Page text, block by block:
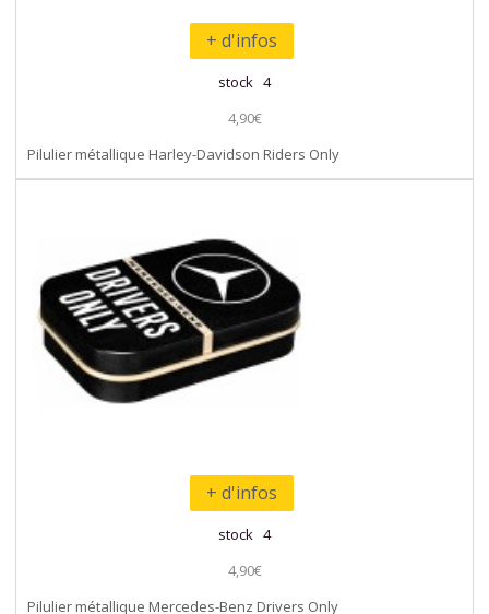
+ d'infos
stock 4
4,90€
Pilulier métallique Harley-Davidson Riders Only
+ d'infos
stock 4
4,90€
Pilulier métallique Mercedes-Benz Drivers Only